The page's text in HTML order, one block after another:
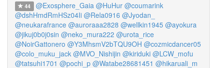
44 @Exosphere_Gaia @HuHur @coumarink
@dshHmdRmHSz04Ii @Rela0916 @Jyodan_
@neukarafrance @auroraaa2828 @wellkin1945 @ayokura
@jikuj0b0j0sin @neko_mura222 @urota_rice
@NoirGattonero @Y3MhsmV2bTQU9OH @cozmicdancer05
@colo_muku_jack @MVO_Nishijin @kiriduki @LCW_mofu
@tatsuhi1701 @pochi_p @Watabe28681451 @hikaruali_m